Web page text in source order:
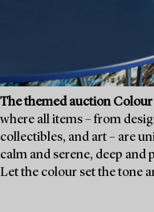
The themed auction
where all items – from
collectibles, and art – are
calm and serene, deep and
Let the colour set the tone